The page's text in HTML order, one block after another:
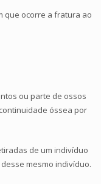
que ocorre a fratura ao
ou parte de ossos
óssea por
de um indivíduo
mesmo indivíduo.